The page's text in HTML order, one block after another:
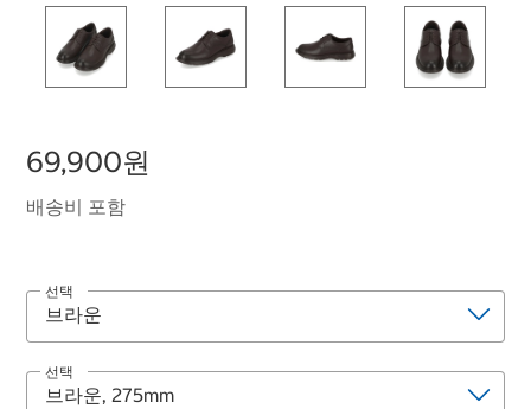
69,900원
배송비 포함
선택
선택